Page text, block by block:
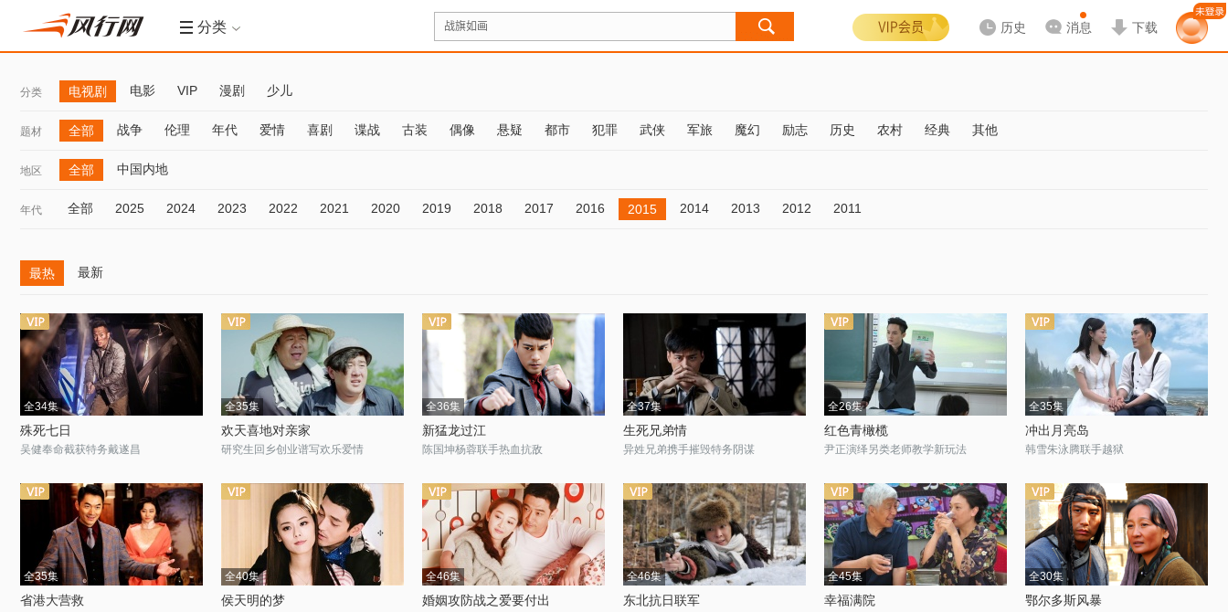
分类 历史 消息 下载
分类 电视剧 电影 VIP 漫剧 少儿
题材 全部 战争 伦理 年代 爱情 喜剧 谍战 古装 偶像 悬疑 都市 犯罪 武侠 军旅 魔幻 励志 历史 农村 经典 其他
地区 全部 中国内地
年代 全部 2025 2024 2023 2022 2021 2020 2019 2018 2017 2016 2015 2014 2013 2012 2011
最热 最新
全34集
殊死七日
吴健奉命截获特务戴遂昌
全35集
欢天喜地对亲家
研究生回乡创业谱写欢乐爱情
全36集
新猛龙过江
陈国坤杨蓉联手热血抗敌
全37集
生死兄弟情
异姓兄弟携手摧毁特务阴谋
全26集
红色青橄榄
尹正演绎另类老师教学新玩法
全35集
冲出月亮岛
韩雪朱泳腾联手越狱
全35集
省港大营救
全40集
侯天明的梦
全46集
婚姻攻防战之爱要付出
全46集
东北抗日联军
全45集
幸福满院
全30集
鄂尔多斯风暴